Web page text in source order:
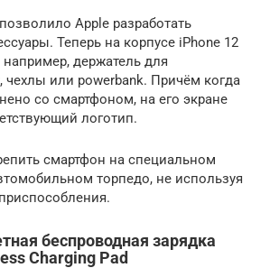
Apple разработать
Теперь на корпусе iPhone 12
держатель для
чехлы или powerbank. Причём когда
со смартфоном, на его экране
логотип.
смартфон на специальном
торпедо, не используя
беспроводная зарядка
Charging Pad